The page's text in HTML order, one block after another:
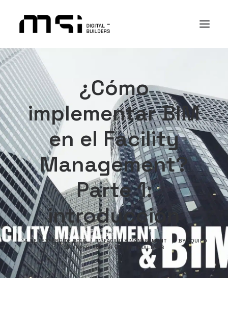
PLATAFORMA
SECTORES
ACADEMY
I+D+i
NOSOTROS
CASOS DE ÉXITO
CONTACTO
Search
¿Cómo
implementar BIM
en el Facility
Management?
Parte 1:
introducción
14 DE FEBRERO DE 2018 | INFACILITY MANAGEMENT BY
EQUIPO
DE EXPERTOS MSI DIGITAL BUILDERS